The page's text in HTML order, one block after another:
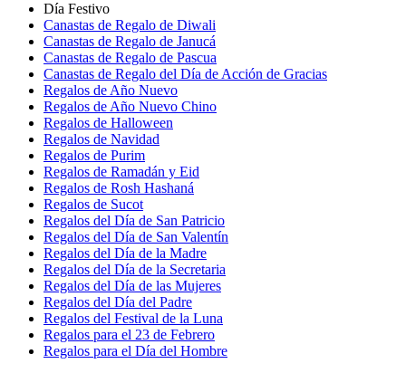
Día Festivo
Canastas de Regalo de Diwali
Canastas de Regalo de Janucá
Canastas de Regalo de Pascua
Canastas de Regalo del Día de Acción de Gracias
Regalos de Año Nuevo
Regalos de Año Nuevo Chino
Regalos de Halloween
Regalos de Navidad
Regalos de Purim
Regalos de Ramadán y Eid
Regalos de Rosh Hashaná
Regalos de Sucot
Regalos del Día de San Patricio
Regalos del Día de San Valentín
Regalos del Día de la Madre
Regalos del Día de la Secretaria
Regalos del Día de las Mujeres
Regalos del Día del Padre
Regalos del Festival de la Luna
Regalos para el 23 de Febrero
Regalos para el Día del Hombre